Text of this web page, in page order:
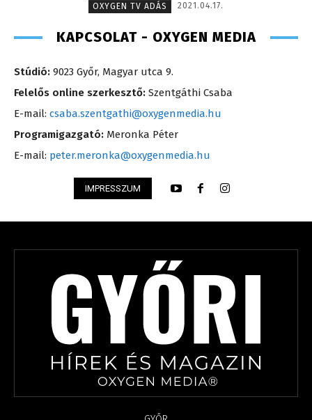
OXYGEN TV ADÁS
2021.04.17.
KAPCSOLAT - OXYGEN MEDIA
Stúdió: 9023 Győr, Magyar utca 9.
Felelős online szerkesztő: Szentgáthi Csaba
E-mail: csaba.szentgathi@oxygenmedia.hu
Programigazgató: Meronka Péter
E-mail: peter.meronka@oxygenmedia.hu
IMPRESSZUM